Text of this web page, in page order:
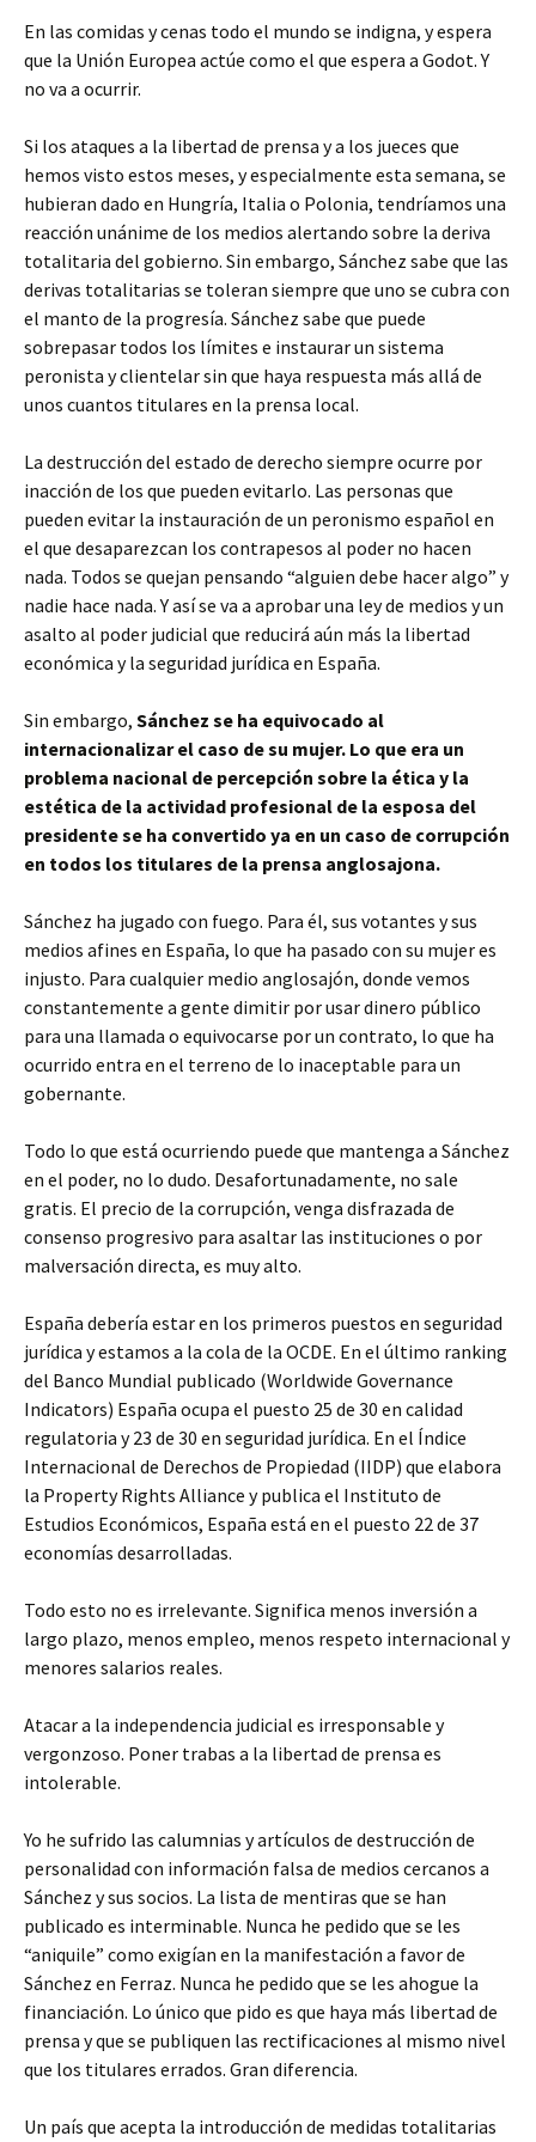
En las comidas y cenas todo el mundo se indigna, y espera
que la Unión Europea actúe como el que espera a Godot. Y
no va a ocurrir.
Si los ataques a la libertad de prensa y a los jueces que
hemos visto estos meses, y especialmente esta semana, se
hubieran dado en Hungría, Italia o Polonia, tendríamos una
reacción unánime de los medios alertando sobre la deriva
totalitaria del gobierno. Sin embargo, Sánchez sabe que las
derivas totalitarias se toleran siempre que uno se cubra con
el manto de la progresía. Sánchez sabe que puede
sobrepasar todos los límites e instaurar un sistema
peronista y clientelar sin que haya respuesta más allá de
unos cuantos titulares en la prensa local.
La destrucción del estado de derecho siempre ocurre por
inacción de los que pueden evitarlo. Las personas que
pueden evitar la instauración de un peronismo español en
el que desaparezcan los contrapesos al poder no hacen
nada. Todos se quejan pensando “alguien debe hacer algo” y
nadie hace nada. Y así se va a aprobar una ley de medios y un
asalto al poder judicial que reducirá aún más la libertad
económica y la seguridad jurídica en España.
Sin embargo, Sánchez se ha equivocado al
internacionalizar el caso de su mujer. Lo que era un
problema nacional de percepción sobre la ética y la
estética de la actividad profesional de la esposa del
presidente se ha convertido ya en un caso de corrupción
en todos los titulares de la prensa anglosajona.
Sánchez ha jugado con fuego. Para él, sus votantes y sus
medios afines en España, lo que ha pasado con su mujer es
injusto. Para cualquier medio anglosajón, donde vemos
constantemente a gente dimitir por usar dinero público
para una llamada o equivocarse por un contrato, lo que ha
ocurrido entra en el terreno de lo inaceptable para un
gobernante.
Todo lo que está ocurriendo puede que mantenga a Sánchez
en el poder, no lo dudo. Desafortunadamente, no sale
gratis. El precio de la corrupción, venga disfrazada de
consenso progresivo para asaltar las instituciones o por
malversación directa, es muy alto.
España debería estar en los primeros puestos en seguridad
jurídica y estamos a la cola de la OCDE. En el último ranking
del Banco Mundial publicado (Worldwide Governance
Indicators) España ocupa el puesto 25 de 30 en calidad
regulatoria y 23 de 30 en seguridad jurídica. En el Índice
Internacional de Derechos de Propiedad (IIDP) que elabora
la Property Rights Alliance y publica el Instituto de
Estudios Económicos, España está en el puesto 22 de 37
economías desarrolladas.
Todo esto no es irrelevante. Significa menos inversión a
largo plazo, menos empleo, menos respeto internacional y
menores salarios reales.
Atacar a la independencia judicial es irresponsable y
vergonzoso. Poner trabas a la libertad de prensa es
intolerable.
Yo he sufrido las calumnias y artículos de destrucción de
personalidad con información falsa de medios cercanos a
Sánchez y sus socios. La lista de mentiras que se han
publicado es interminable. Nunca he pedido que se les
“aniquile” como exigían en la manifestación a favor de
Sánchez en Ferraz. Nunca he pedido que se les ahogue la
financiación. Lo único que pido es que haya más libertad de
prensa y que se publiquen las rectificaciones al mismo nivel
que los titulares errados. Gran diferencia.
Un país que acepta la introducción de medidas totalitarias